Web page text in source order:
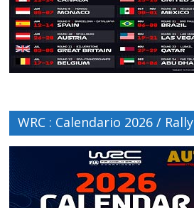
WRC : Calendario 2026 / Rally